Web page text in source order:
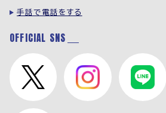
手話で電話をする
OFFICIAL SNS